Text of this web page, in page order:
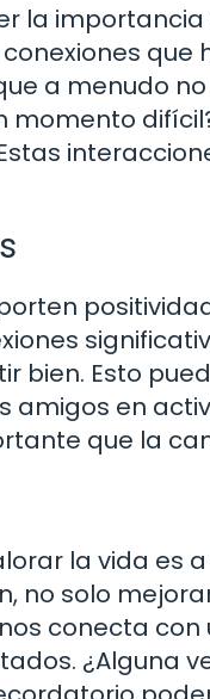
la importancia
que
a menudo
bien. Esto
en
que la
la vida es
no solo
conecta
¿Alguna